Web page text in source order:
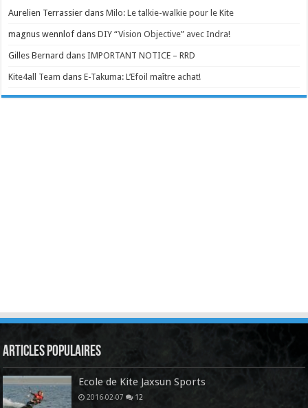
Aurelien Terrassier dansMilo: Le talkie-walkie pour le Kite
magnus wennlof dansDIY “Vision Objective” avec Indra!
Gilles Bernard dansIMPORTANT NOTICE – RRD
Kite4all Team dansE-Takuma: L’Efoil maître achat!
Articles Populaires
Ecole de Kite Jaxsun Sports
2016-02-07 12